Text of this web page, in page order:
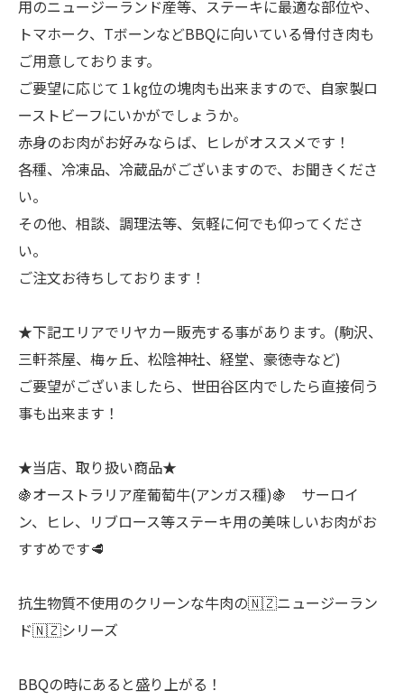
用のニュージーランド産等、ステーキに最適な部位や、
トマホーク、TボーンなどBBQに向いている骨付き肉も
ご用意しております。
ご要望に応じて１㎏位の塊肉も出来ますので、自家製ロ
ーストビーフにいかがでしょうか。
赤身のお肉がお好みならば、ヒレがオススメです！
各種、冷凍品、冷蔵品がございますので、お聞きくださ
い。
その他、相談、調理法等、気軽に何でも仰ってくださ
い。
ご注文お待ちしております！
★下記エリアでリヤカー販売する事があります。(駒沢、
三軒茶屋、梅ヶ丘、松陰神社、経堂、豪徳寺など)
ご要望がございましたら、世田谷区内でしたら直接伺う
事も出来ます！
★当店、取り扱い商品★
🍇オーストラリア産葡萄牛(アンガス種)🍇 サーロイ
ン、ヒレ、リブロース等ステーキ用の美味しいお肉がお
すすめです🥩
抗生物質不使用のクリーンな牛肉の🇳🇿ニュージーラン
ド🇳🇿シリーズ
BBQの時にあると盛り上がる！